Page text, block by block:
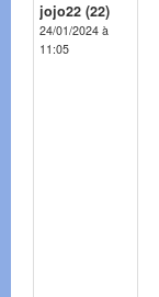
jojo22 (22)
24/01/2024 à
11:05